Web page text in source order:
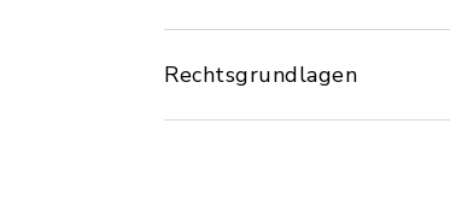
Rechtsgrundlagen